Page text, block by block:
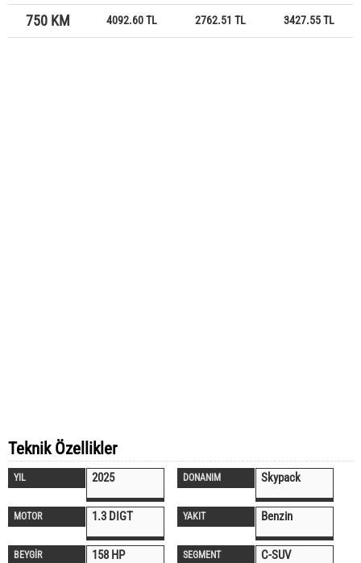
750 KM 4092.60 TL 2762.51 TL 3427.55 TL
Teknik Özellikler
YIL 2025 DONANIM Skypack
MOTOR 1.3 DIGT YAKIT Benzin
BEYGİR 158 HP SEGMENT C-SUV